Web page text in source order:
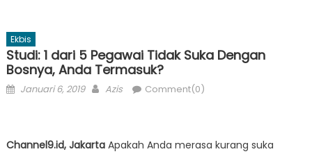
Ekbis
Studi: 1 dari 5 Pegawai Tidak Suka Dengan
Bosnya, Anda Termasuk?
Posted
Januari 6, 2019 Author
Azis Comment(0)
Channel9.id, JakartaApakah Anda merasa kurang suka